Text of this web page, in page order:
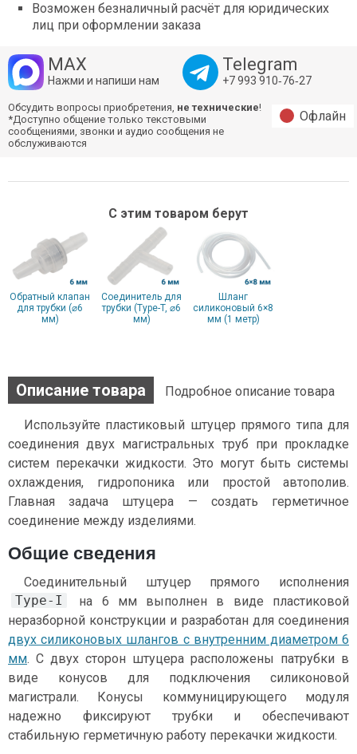
Возможен безналичный расчёт для юридических
лиц при оформлении заказа
MAX
Нажми и напиши нам
Telegram
+7 993 910‑76‑27
Обсудить вопросы приобретения, не технические!
*Доступно общение только текстовыми
сообщениями, звонки и аудио сообщения не
обслуживаются
Офлайн
С этим товаром берут
Обратный клапан
для трубки (⌀6
мм)
Соединитель для
трубки (Type-T, ⌀6
мм)
Шланг
cиликоновый 6×8
мм (1 метр)
Описание товара Подробное описание товара
Используйте пластиковый штуцер прямого типа для
соединения двух магистральных труб при прокладке
систем перекачки жидкости. Это могут быть системы
охлаждения, гидропоника или простой автополив.
Главная задача штуцера — создать герметичное
соединение между изделиями.
Общие сведения
Соединительный штуцер прямого исполнения
Type-I
на 6 мм выполнен в виде пластиковой
неразборной конструкции и разработан для соединения
двух силиконовых шлангов с внутренним диаметром 6
мм. С двух сторон штуцера расположены патрубки в
виде конусов для подключения силиконовой
магистрали. Конусы коммуницирующего модуля
надежно фиксируют трубки и обеспечивают
стабильную герметичную работу перекачки жидкости.